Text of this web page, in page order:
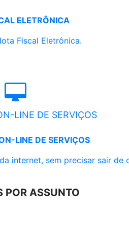
ELETRÔNICA
Fiscal Eletrônica.
LINE DE SERVIÇOS
LINE DE SERVIÇOS
internet, sem precisar sair de
POR ASSUNTO